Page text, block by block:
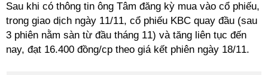
Sau khi có thông tin ông Tâm đăng kỳ mua vào cổ phiếu,
trong giao dịch ngày 11/11, cổ phiếu KBC quay đầu (sau
3 phiên nằm sàn từ đầu tháng 11) và tăng liên tục đến
nay, đạt 16.400 đồng/cp theo giá kết phiên ngày 18/11.